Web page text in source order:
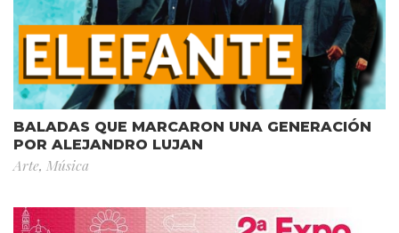
BALADAS QUE MARCARON UNA GENERACIÓN
POR ALEJANDRO LUJAN
Arte, Música